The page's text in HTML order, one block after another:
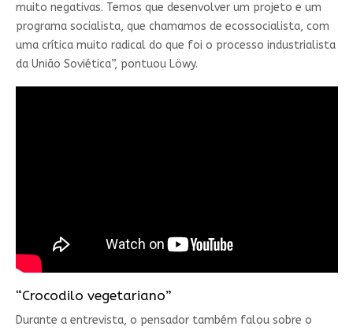
muito negativas. Temos que desenvolver um projeto e um
programa socialista, que chamamos de ecossocialista, com
uma crítica muito radical do que foi o processo industrialista
da União Soviética”, pontuou Löwy.
“Crocodilo vegetariano”
Durante a entrevista, o pensador também falou sobre o